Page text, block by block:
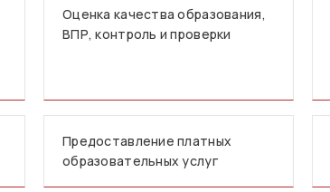
Оценка качества образования,
ВПР, контроль и проверки
Предоставление платных
образовательных услуг